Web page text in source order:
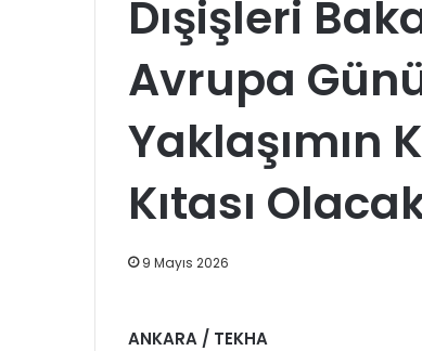
Dışişleri
Avrupa
Yaklaşımın
Kıtası
9 Mayıs 2026
ANKARA / TEKHA